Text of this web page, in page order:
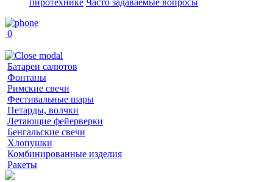
пиротехнике Часто задаваемые вопросы
0
Батареи салютов
Фонтаны
Римские свечи
Фестивальные шары
Петарды, волчки
Летающие фейерверки
Бенгальские свечи
Хлопушки
Комбинированные изделия
Ракеты